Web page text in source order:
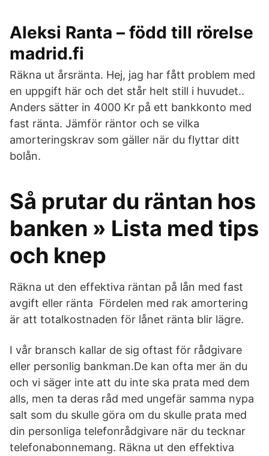
Aleksi Ranta – född till rörelse
madrid.fi
Räkna ut årsränta. Hej, jag har fått problem med
en uppgift här och det står helt still i huvudet..
Anders sätter in 4000 Kr på ett bankkonto med
fast ränta. Jämför räntor och se vilka
amorteringskrav som gäller när du flyttar ditt
bolån.
Så prutar du räntan hos
banken » Lista med tips
och knep
Räkna ut den effektiva räntan på lån med fast
avgift eller ränta Fördelen med rak amortering
är att totalkostnaden för lånet ränta blir lägre.
I vår bransch kallar de sig oftast för rådgivare
eller personlig bankman.De kan ofta mer än du
och vi säger inte att du inte ska prata med dem
alls, men ta deras råd med ungefär samma nypa
salt som du skulle göra om du skulle prata med
din personliga telefonrådgivare när du tecknar
telefonabonnemang. Räkna ut den effektiva